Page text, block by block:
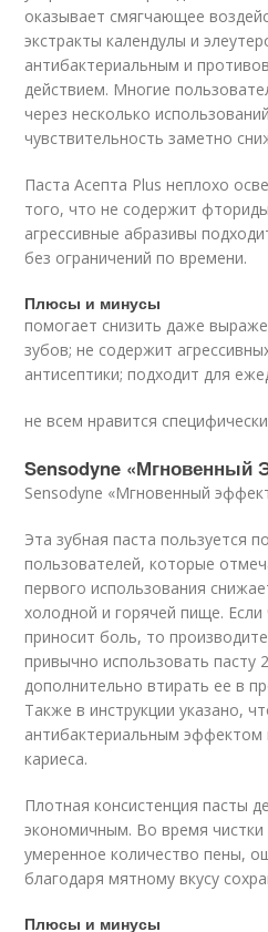
оказывает смягчающее
экстракты календулы и
антибактериальным и
действием. Многие
через несколько
чувствительность заметно
Паста Асепта Plus неплохо
того, что не содержит
агрессивные абразивы
без ограничений по времени.
Плюсы и минусы
помогает снизить даже
зубов; не содержит
антисептики; подходит для
не всем нравится
Sensodyne «Мгновенный
Sensodyne «Мгновенный
Эта зубная паста пользуется
пользователей, которые
первого использования
холодной и горячей пище. Если
приносит боль, то
привычно использовать пасту
дополнительно втирать ее в
Также в инструкции указано,
антибактериальным эффектом
кариеса.
Плотная консистенция пасты
экономичным. Во время чистки
умеренное количество пены,
благодаря мятному вкусу
Плюсы и минусы